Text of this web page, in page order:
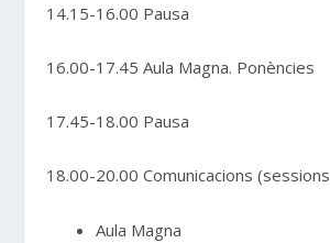
14.15-16.00 Pausa
16.00-17.45 Aula Magna. Ponències
17.45-18.00 Pausa
18.00-20.00 Comunicacions (sessions
Aula Magna